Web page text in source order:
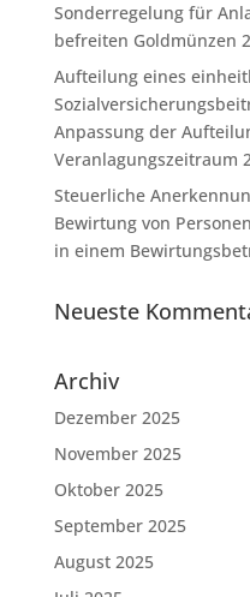
Sonderregelung für
befreiten Goldmünzen
Aufteilung eines
Anpassung der
Veranlagungszeitraum
Steuerliche
Bewirtung von
in einem
Neueste
Archiv
Dezember 2025
November 2025
Oktober 2025
September 2025
August 2025